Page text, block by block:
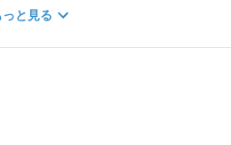
ていた。 「天涯孤独か」 今の生活に
文明に世界へ――。 WEBで人気のファ
っと見る